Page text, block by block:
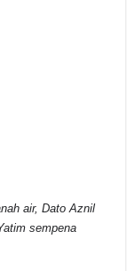
air, Dato Aznil
sempena